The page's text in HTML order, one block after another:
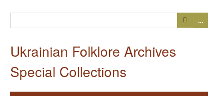
…
Ukrainian Folklore Archives
Special Collections